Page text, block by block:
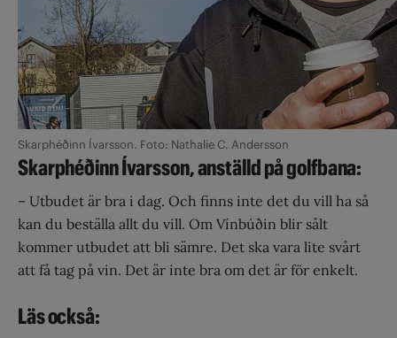
Skarphéðinn Ívarsson. Foto: Nathalie C. Andersson
Skarphéðinn Ívarsson, anställd på golfbana:
– Utbudet är bra i dag. Och finns inte det du vill ha så
kan du beställa allt du vill. Om Vínbúðin blir sålt
kommer utbudet att bli sämre. Det ska vara lite svårt
att få tag på vin. Det är inte bra om det är för enkelt.
Läs också: